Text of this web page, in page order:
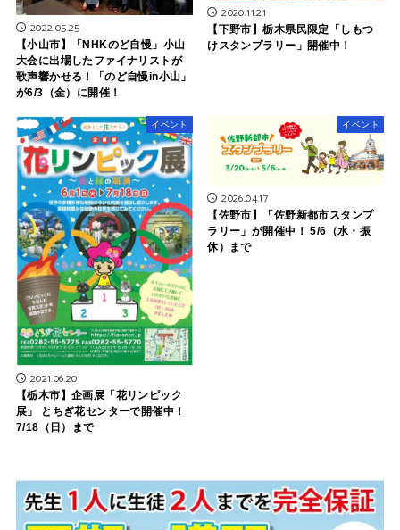
2022.05.25
【小山市】「NHKのど自慢」小山
大会に出場したファイナリストが
歌声響かせる！「のど自慢in小山」
が6/3（金）に開催！
2020.11.21
【下野市】栃木県民限定「しもつ
けスタンプラリー」開催中！
イベント
2021.06.20
【栃木市】企画展「花リンピック
展」 とちぎ花センターで開催中！
7/18（日）まで
イベント
2026.04.17
【佐野市】「佐野新都市スタンプ
ラリー」が開催中！ 5/6（水・振
休）まで